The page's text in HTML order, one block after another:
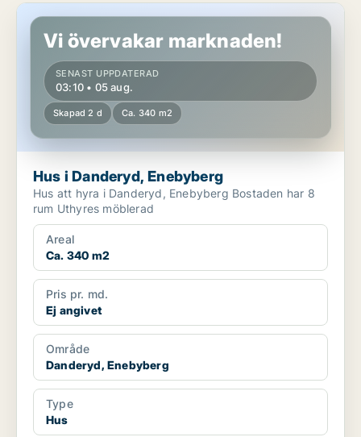
Hus i Danderyd, Enebyberg
Vi övervakar marknaden!
SENAST UPPDATERAD
03:10 • 05 aug.
Skapad 2 d Ca. 340 m2
Hus i Danderyd, Enebyberg
Hus att hyra i Danderyd, Enebyberg Bostaden har 8
rum Uthyres möblerad
Areal
Ca. 340 m2
Pris pr. md.
Ej angivet
Område
Danderyd, Enebyberg
Type
Hus